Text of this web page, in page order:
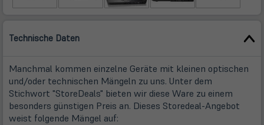
Technische Daten
Manchmal kommen einzelne Geräte mit kleinen optischen
und/oder technischen Mängeln zu uns. Unter dem
Stichwort "StoreDeals" bieten wir diese Ware zu einem
besonders günstigen Preis an. Dieses Storedeal-Angebot
weist folgende Mängel auf: